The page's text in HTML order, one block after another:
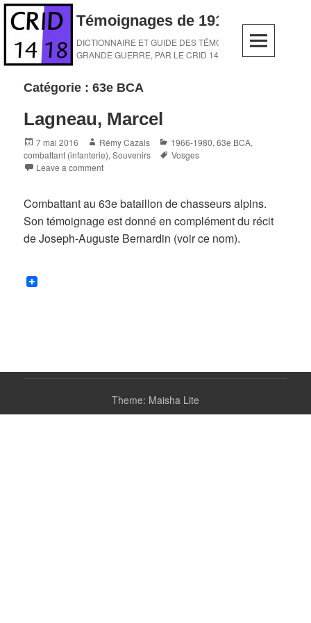
Skip
content
Témoignages de 1914-1918
DICTIONNAIRE ET GUIDE DES TÉMOINS DE LA
GRANDE GUERRE, PAR LE CRID 14-18
Catégorie :63e BCA
Lagneau, Marcel
Posted
on
7 mai 2016 Author
Rémy Cazals Categories
1966-1980,63e BCA,
combattant (infanterie),Souvenirs Tags
Vosges
Leave a comment
Combattant au 63e bataillon de chasseurs alpins.
Son témoignage est donné en complément du récit
de Joseph-Auguste Bernardin (voir ce nom).
Theme: Maisha Lite